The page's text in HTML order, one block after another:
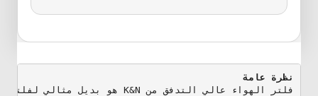
نظرة عامة
فلتر الهواء عالي التدفق من K&N هو بديل مثالي لفلتر الهواء الأصلي في الدراجة النارية، حيث صُمم خصيصاً ليتناسب مع طرازك ويوفر تدفق هواء أكبر مع مقاومة منخفضة، مما يعزز الأداء ويمنح حماية ممتازة للمحرك.